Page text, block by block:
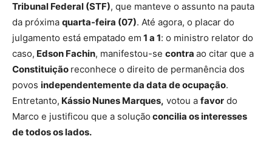
Tribunal Federal (STF), que manteve o assunto na pauta
da próxima quarta-feira (07). Até agora, o placar do
julgamento está empatado em 1 a 1: o ministro relator do
caso, Edson Fachin, manifestou-se contra ao citar que a
Constituição reconhece o direito de permanência dos
povos independentemente da data de ocupação.
Entretanto, Kássio Nunes Marques, votou a favor do
Marco e justificou que a solução concilia os interesses
de todos os lados.